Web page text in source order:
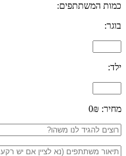
כמות המשתתפים:
בוגר:
ילד:
מחיר: 0₪